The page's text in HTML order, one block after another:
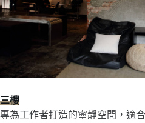
三樓
專為工作者打造的寧靜空間，適